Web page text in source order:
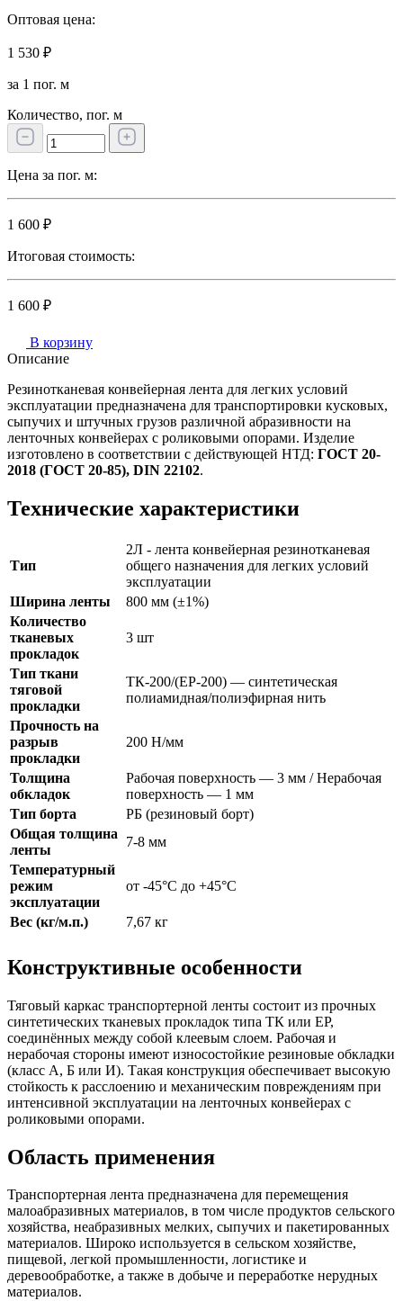
Оптовая цена:
1 530 ₽
за 1 пог. м
Количество, пог. м
Цена за пог. м:
1 600 ₽
Итоговая стоимость:
1 600 ₽
В корзину
Описание
Резинотканевая конвейерная лента для легких условий
эксплуатации предназначена для транспортировки кусковых,
сыпучих и штучных грузов различной абразивности на
ленточных конвейерах с роликовыми опорами. Изделие
изготовлено в соответствии с действующей НТД: ГОСТ 20-
2018 (ГОСТ 20-85), DIN 22102.
Технические характеристики
Тип
2Л - лента конвейерная резинотканевая
общего назначения для легких условий
эксплуатации
Ширина ленты
800 мм (±1%)
Количество
тканевых
прокладок
3 шт
Тип ткани
тяговой
прокладки
ТК-200/(ЕР-200) — синтетическая
полиамидная/полиэфирная нить
Прочность на
разрыв
прокладки
200 Н/мм
Толщина
обкладок
Рабочая поверхность — 3 мм / Нерабочая
поверхность — 1 мм
Тип борта
РБ (резиновый борт)
Общая толщина
ленты
7-8 мм
Температурный
режим
эксплуатации
от -45°C до +45°C
Вес (кг/м.п.) 7,67 кг
Конструктивные особенности
Тяговый каркас транспортерной ленты состоит из прочных
синтетических тканевых прокладок типа ТК или ЕР,
соединённых между собой клеевым слоем. Рабочая и
нерабочая стороны имеют износостойкие резиновые обкладки
(класс А, Б или И). Такая конструкция обеспечивает высокую
стойкость к расслоению и механическим повреждениям при
интенсивной эксплуатации на ленточных конвейерах с
роликовыми опорами.
Область применения
Транспортерная лента предназначена для перемещения
малоабразивных материалов, в том числе продуктов сельского
хозяйства, неабразивных мелких, сыпучих и пакетированных
материалов. Широко используется в сельском хозяйстве,
пищевой, легкой промышленности, логистике и
деревообработке, а также в добыче и переработке нерудных
материалов.